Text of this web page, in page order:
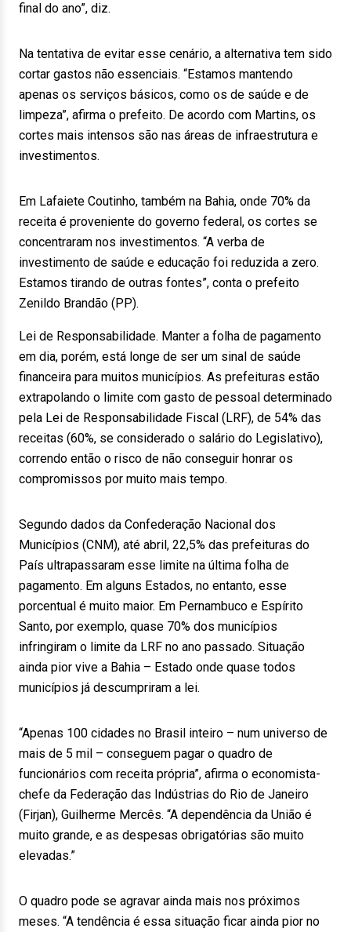
final do ano”, diz.
Na tentativa de evitar esse cenário, a alternativa tem sido
cortar gastos não essenciais. “Estamos mantendo
apenas os serviços básicos, como os de saúde e de
limpeza”, afirma o prefeito. De acordo com Martins, os
cortes mais intensos são nas áreas de infraestrutura e
investimentos.
Em Lafaiete Coutinho, também na Bahia, onde 70% da
receita é proveniente do governo federal, os cortes se
concentraram nos investimentos. “A verba de
investimento de saúde e educação foi reduzida a zero.
Estamos tirando de outras fontes”, conta o prefeito
Zenildo Brandão (PP).
Lei de Responsabilidade. Manter a folha de pagamento
em dia, porém, está longe de ser um sinal de saúde
financeira para muitos municípios. As prefeituras estão
extrapolando o limite com gasto de pessoal determinado
pela Lei de Responsabilidade Fiscal (LRF), de 54% das
receitas (60%, se considerado o salário do Legislativo),
correndo então o risco de não conseguir honrar os
compromissos por muito mais tempo.
Segundo dados da Confederação Nacional dos
Municípios (CNM), até abril, 22,5% das prefeituras do
País ultrapassaram esse limite na última folha de
pagamento. Em alguns Estados, no entanto, esse
porcentual é muito maior. Em Pernambuco e Espírito
Santo, por exemplo, quase 70% dos municípios
infringiram o limite da LRF no ano passado. Situação
ainda pior vive a Bahia – Estado onde quase todos
municípios já descumpriram a lei.
“Apenas 100 cidades no Brasil inteiro – num universo de
mais de 5 mil – conseguem pagar o quadro de
funcionários com receita própria”, afirma o economista-
chefe da Federação das Indústrias do Rio de Janeiro
(Firjan), Guilherme Mercês. “A dependência da União é
muito grande, e as despesas obrigatórias são muito
elevadas.”
O quadro pode se agravar ainda mais nos próximos
meses. “A tendência é essa situação ficar ainda pior no